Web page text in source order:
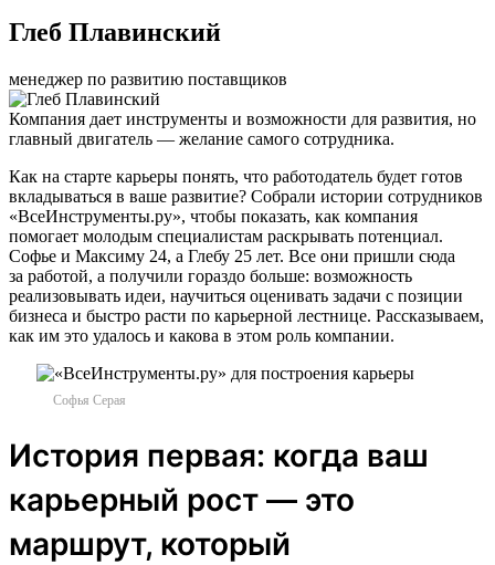
Глеб Плавинский
менеджер по развитию поставщиков
Компания дает инструменты и возможности для развития, но
главный двигатель — желание самого сотрудника.
Как на старте карьеры понять, что работодатель будет готов
вкладываться в ваше развитие? Собрали истории сотрудников
«ВсеИнструменты.ру», чтобы показать, как компания
помогает молодым специалистам раскрывать потенциал.
Софье и Максиму 24, а Глебу 25 лет. Все они пришли сюда
за работой, а получили гораздо больше: возможность
реализовывать идеи, научиться оценивать задачи с позиции
бизнеса и быстро расти по карьерной лестнице. Рассказываем,
как им это удалось и какова в этом роль компании.
Софья Серая
История первая: когда ваш
карьерный рост — это
маршрут, который